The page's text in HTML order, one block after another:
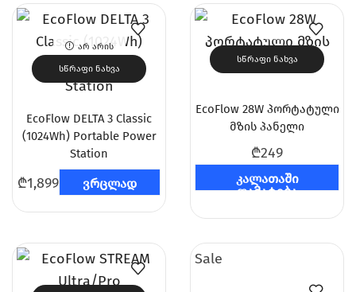
ᲐᲠ ᲐᲠᲘᲡ
ᲡᲬᲠᲐᲤᲘ ᲜᲐᲮᲕᲐ
EcoFlow DELTA 3 Classic
(1024Wh) Portable Power
Station
₾1,899 ვრცლად
ᲡᲬᲠᲐᲤᲘ ᲜᲐᲮᲕᲐ
EcoFlow 28W პორტატული
მზის პანელი
₾249
კალათაში
დამატება
Sale